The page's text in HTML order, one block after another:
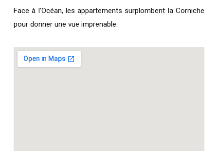
Face à l’Océan, les appartements surplombent la Corniche
pour donner une vue imprenable.